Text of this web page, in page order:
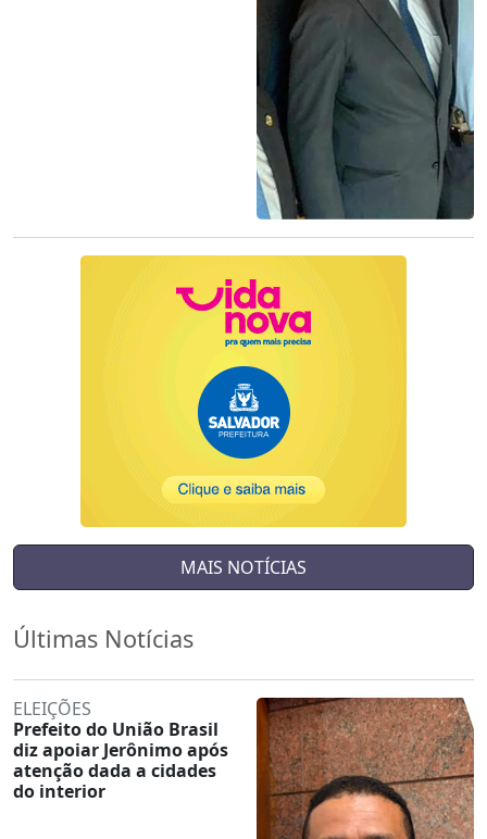
MAIS NOTÍCIAS
Últimas Notícias
ELEIÇÕES
Prefeito do União Brasil
diz apoiar Jerônimo após
atenção dada a cidades
do interior